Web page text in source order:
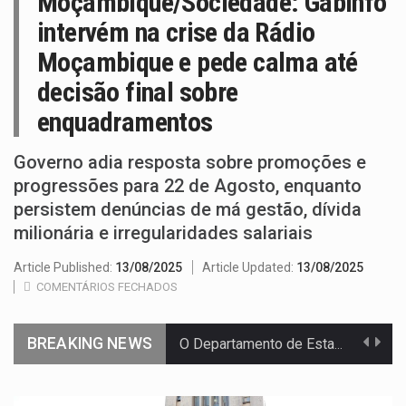
intervém na crise da Rádio
Moçambique e pede calma até
decisão final sobre
enquadramentos
Governo adia resposta sobre promoções e
progressões para 22 de Agosto, enquanto
persistem denúncias de má gestão, dívida
milionária e irregularidades salariais
Article Published: 13/08/2025 Article Updated: 13/08/2025
COMENTÁRIOS FECHADOS
BREAKING NEWS O Departamento de Estado norte-americano confirmou que cidadãos dos Estados…